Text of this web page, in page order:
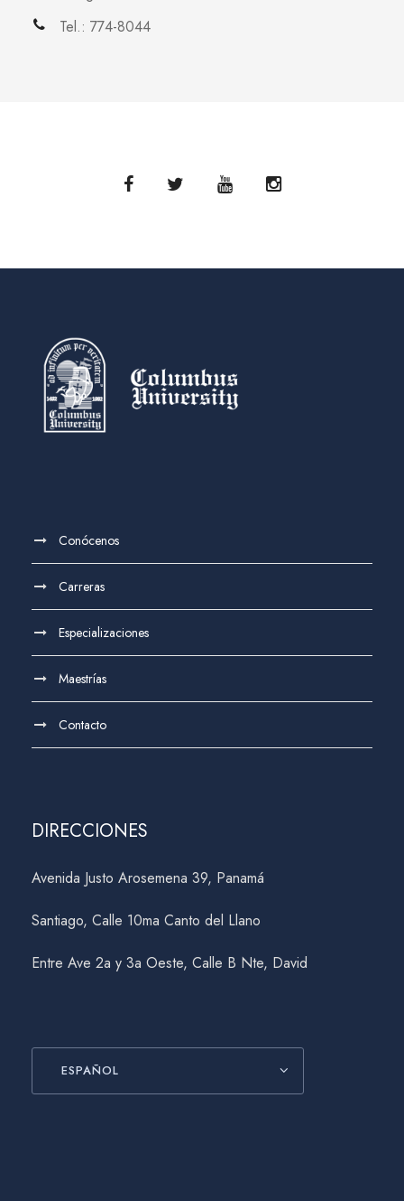
Tel.: 774-8044
Conócenos
Carreras
Especializaciones
Maestrías
Contacto
DIRECCIONES
Avenida Justo Arosemena 39, Panamá
Santiago, Calle 10ma Canto del Llano
Entre Ave 2a y 3a Oeste, Calle B Nte, David
ESPAÑOL